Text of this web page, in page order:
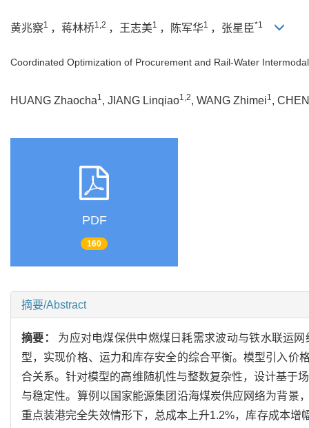
黄兆察1 ，蒋林桥1,2 ，王志美1 ，陈军华1 ，张星臣*1
Coordinated Optimization of Procurement and Rail-Water
HUANG Zhaocha1, JIANG Linqiao1,2, WANG Zhimei1,
PDF
160
摘要/Abstract
摘要： 为应对电煤保供中燃煤日耗需求波动与铁水联运
型，实现价格、运力和库存安全的综合平衡。模型引入价
合关系。针对模型的高维随机性与整数复杂性，设计基于
与稳定性。算例以国家能源集团沿海煤炭供应网络为背景
重点装港完全失效情形下，总成本上升1.2%，库存成本增